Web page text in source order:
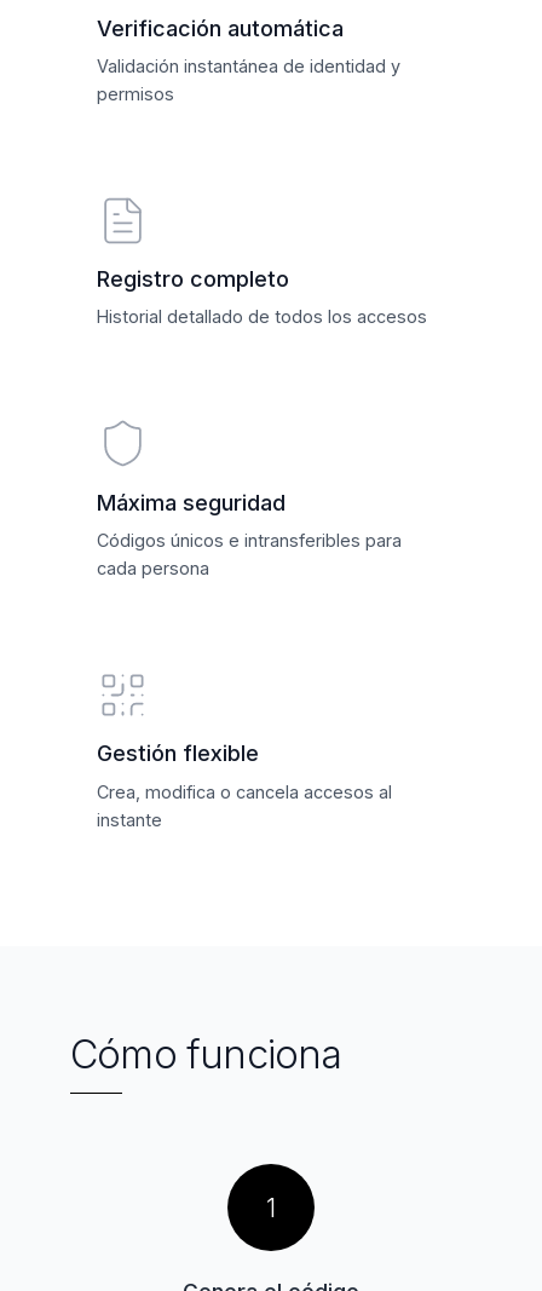
Verificación automática
Validación instantánea de identidad y
permisos
Registro completo
Historial detallado de todos los accesos
Máxima seguridad
Códigos únicos e intransferibles para
cada persona
Gestión flexible
Crea, modifica o cancela accesos al
instante
Cómo funciona
1